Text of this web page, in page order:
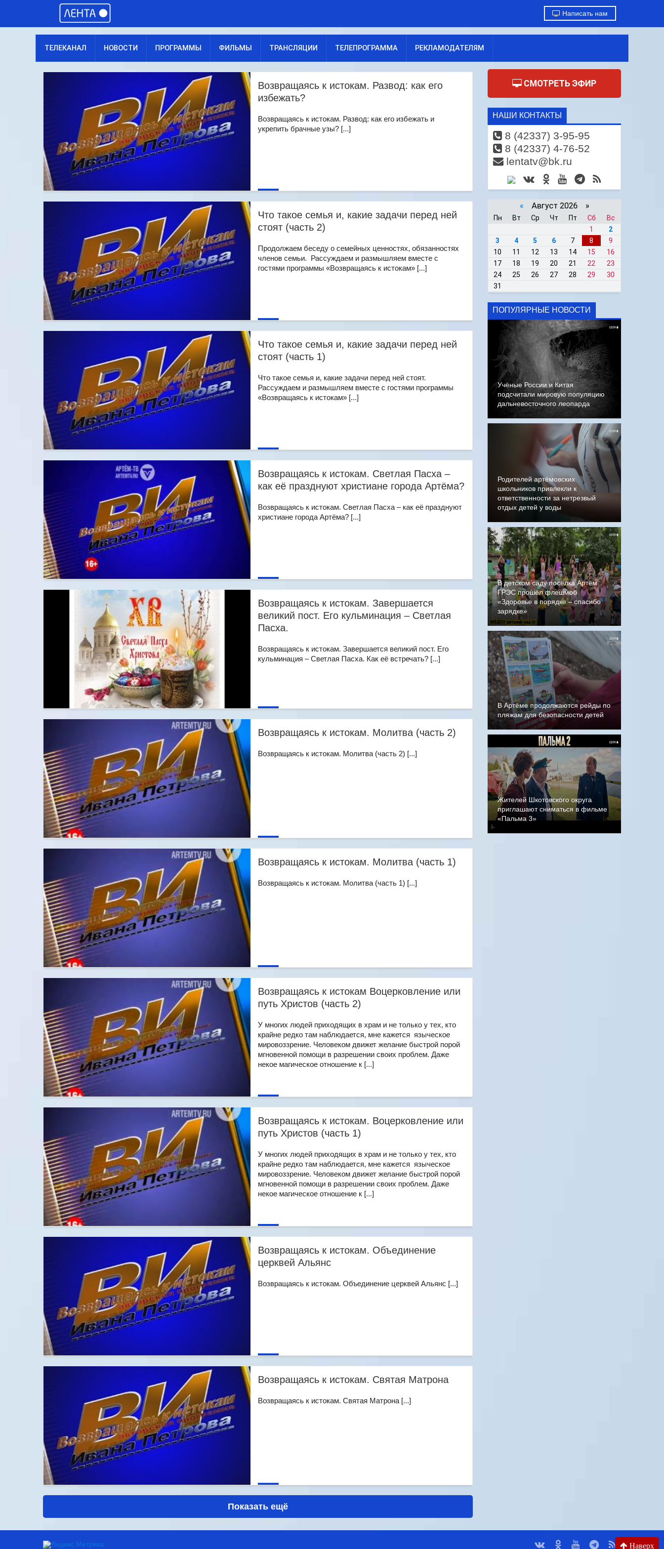
Написать нам
ТЕЛЕКАНАЛ НОВОСТИ ПРОГРАММЫ ФИЛЬМЫ ТРАНСЛЯЦИИ ТЕЛЕПРОГРАММА РЕКЛАМОДАТЕЛЯМ
Возвращаясь к истокам. Развод: как его
избежать?
Возвращаясь к истокам. Развод: как его избежать и
укрепить брачные узы? [...]
Что такое семья и, какие задачи перед ней
стоят (часть 2)
Продолжаем беседу о семейных ценностях, обязанностях
членов семьи. Рассуждаем и размышляем вместе с
гостями программы «Возвращаясь к истокам» [...]
Что такое семья и, какие задачи перед ней
стоят (часть 1)
Что такое семья и, какие задачи перед ней стоят.
Рассуждаем и размышляем вместе с гостями программы
«Возвращаясь к истокам» [...]
Возвращаясь к истокам. Светлая Пасха –
как её празднуют христиане города Артёма?
Возвращаясь к истокам. Светлая Пасха – как её празднуют
христиане города Артёма? [...]
Возвращаясь к истокам. Завершается
великий пост. Его кульминация – Светлая
Пасха.
Возвращаясь к истокам. Завершается великий пост. Его
кульминация – Светлая Пасха. Как её встречать? [...]
Возвращаясь к истокам. Молитва (часть 2)
Возвращаясь к истокам. Молитва (часть 2) [...]
Возвращаясь к истокам. Молитва (часть 1)
Возвращаясь к истокам. Молитва (часть 1) [...]
Возвращаясь к истокам Воцерковление или
путь Христов (часть 2)
У многих людей приходящих в храм и не только у тех, кто
крайне редко там наблюдается, мне кажется языческое
мировоззрение. Человеком движет желание быстрой порой
мгновенной помощи в разрешении своих проблем. Даже
некое магическое отношение к [...]
Возвращаясь к истокам. Воцерковление или
путь Христов (часть 1)
У многих людей приходящих в храм и не только у тех, кто
крайне редко там наблюдается, мне кажется языческое
мировоззрение. Человеком движет желание быстрой порой
мгновенной помощи в разрешении своих проблем. Даже
некое магическое отношение к [...]
Возвращаясь к истокам. Объединение
церквей Альянс
Возвращаясь к истокам. Объединение церквей Альянс [...]
Возвращаясь к истокам. Святая Матрона
Возвращаясь к истокам. Святая Матрона [...]
Показать ещё
СМОТРЕТЬ ЭФИР
НАШИ КОНТАКТЫ
8 (42337) 3-95-95
8 (42337) 4-76-52
lentatv@bk.ru
« Август 2026 »
Пн Вт Ср Чт Пт Сб
Вс
1
2
3
4 5 6 7 8
9
10
11 12 13 14 15
16
17
18 19 20 21 22
23
24
25 26 27 28 29
30
31
ПОПУЛЯРНЫЕ НОВОСТИ
Учёные России и Китая
подсчитали мировую популяцию
дальневосточного леопарда
Родителей артёмовских
школьников привлекли к
ответственности за нетрезвый
отдых детей у воды
В детском саду посёлка Артём
ГРЭС прошёл флешмоб
«Здоровье в порядке – спасибо
зарядке»
В Артёме продолжаются рейды по
пляжам для безопасности детей
Жителей Шкотовского округа
приглашают сниматься в фильме
«Пальма 3»
Наверх